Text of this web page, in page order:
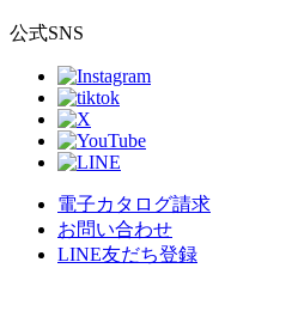
公式SNS
電子カタログ請求
お問い合わせ
LINE友だち登録